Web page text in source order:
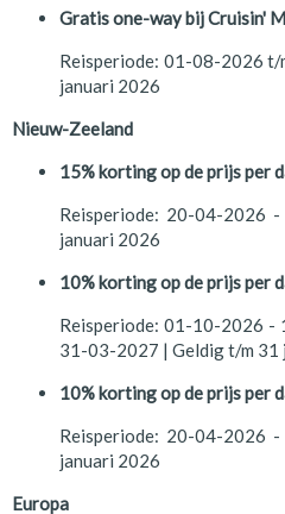
Gratis one-way bij Cruisin'
Reisperiode: 01-08-2026 t/
januari 2026
Nieuw-Zeeland
15% korting op de prijs per
Reisperiode: 20-04-2026
januari 2026
10% korting op de prijs per
Reisperiode: 01-10-2026
31-03-2027 | Geldig t/m 31
10% korting op de prijs per
Reisperiode: 20-04-2026
januari 2026
Europa